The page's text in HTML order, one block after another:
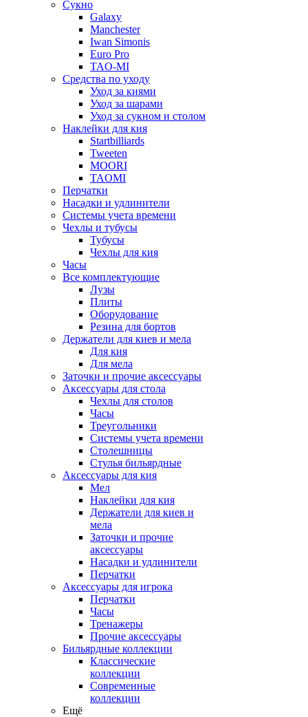
Сукно
Galaxy
Manchester
Iwan Simonis
Euro Pro
TAO-MI
Средства по уходу
Уход за киями
Уход за шарами
Уход за сукном и столом
Наклейки для кия
Startbilliards
Tweeten
MOORI
TAOMI
Перчатки
Насадки и удлинители
Системы учета времени
Чехлы и тубусы
Тубусы
Чехлы для кия
Часы
Все комплектующие
Лузы
Плиты
Оборудование
Резина для бортов
Держатели для киев и мела
Для кия
Для мела
Заточки и прочие аксессуары
Аксессуары для стола
Чехлы для столов
Часы
Треугольники
Системы учета времени
Столешницы
Стулья бильярдные
Аксессуары для кия
Мел
Наклейки для кия
Держатели для киев и
мела
Заточки и прочие
аксессуары
Насадки и удлинители
Перчатки
Аксессуары для игрока
Перчатки
Часы
Тренажеры
Прочие аксессуары
Бильярдные коллекции
Классические
коллекции
Современные
коллекции
Ещё